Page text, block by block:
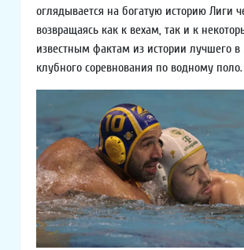
оглядывается на богатую историю Лиги
возвращаясь как к вехам, так и к
известным фактам из истории лучшего
клубного соревнования по водному поло.